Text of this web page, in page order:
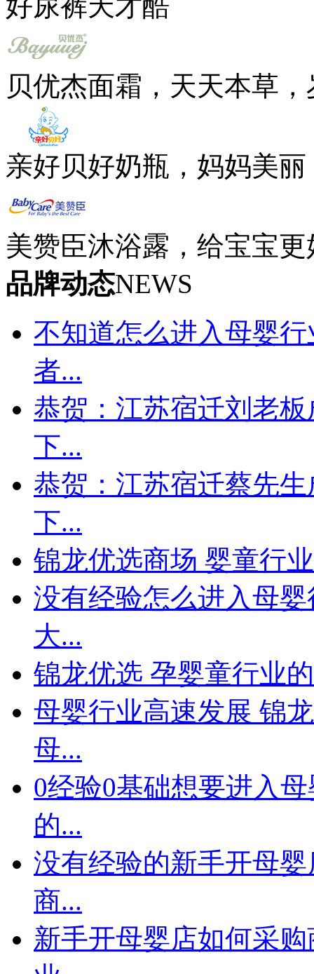
好尿裤天才酷
贝优杰面霜，天天本草
亲好贝好奶瓶，妈妈美
美赞臣沐浴露，给宝宝
品牌动态NEWS
不知道怎么进入母婴
者...
恭贺：江苏宿迁刘老
下...
恭贺：江苏宿迁蔡先
下...
锦龙优选商场 婴童行
没有经验怎么进入母
大...
锦龙优选 孕婴童行业
母婴行业高速发展 锦
母...
0经验0基础想要进入
的...
没有经验的新手开母
商...
新手开母婴店如何采